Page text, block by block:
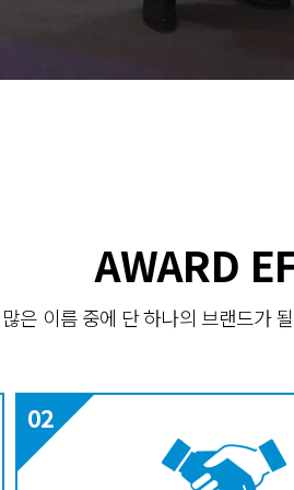
AWARD
은 이름 중에 단 하나의 브랜드가